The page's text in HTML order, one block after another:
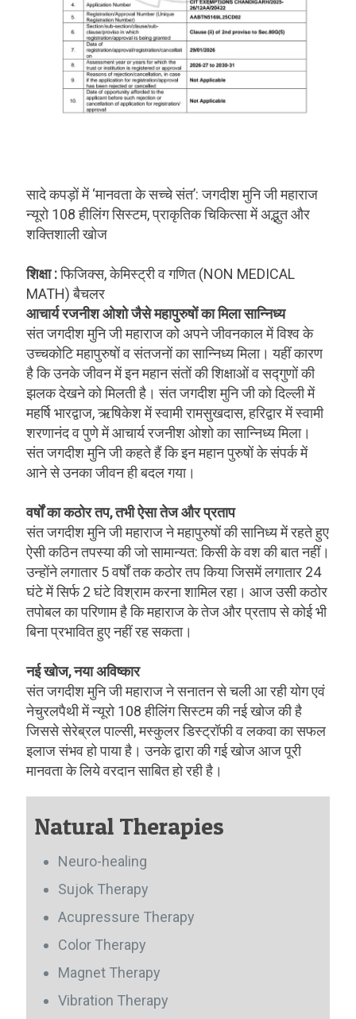
सादे कपड़ों में ‘मानवता के सच्चे संत’: जगदीश मुनि जी महाराज
न्यूरो 108 हीलिंग सिस्टम, प्राकृतिक चिकित्सा में अद्भुत और
शक्तिशाली खोज
शिक्षा :फिजिक्स, केमिस्ट्री व गणित (NON MEDICAL
MATH) बैचलर
आचार्य रजनीश ओशो जैसे महापुरुषों का मिला सान्निध्य
संत जगदीश मुनि जी महाराज को अपने जीवनकाल में विश्व के
उच्चकोटि महापुरुषों व संतजनों का सान्निध्य मिला। यहीं कारण
है कि उनके जीवन में इन महान संतों की शिक्षाओं व सद्गुणों की
झलक देखने को मिलती है। संत जगदीश मुनि जी को दिल्ली में
महर्षि भारद्वाज, ऋषिकेश में स्वामी रामसुखदास, हरिद्वार में स्वामी
शरणानंद व पुणे में आचार्य रजनीश ओशो का सान्निध्य मिला।
संत जगदीश मुनि जी कहते हैं कि इन महान पुरुषों के संपर्क में
आने से उनका जीवन ही बदल गया।
वर्षों का कठोर तप, तभी ऐसा तेज और प्रताप
संत जगदीश मुनि जी महाराज ने महापुरुषों की सानिध्य में रहते हुए
ऐसी कठिन तपस्या की जो सामान्यत: किसी के वश की बात नहीं।
उन्होंने लगातार 5 वर्षों तक कठोर तप किया जिसमें लगातार 24
घंटे में सिर्फ 2 घंटे विश्राम करना शामिल रहा। आज उसी कठोर
तपोबल का परिणाम है कि महाराज के तेज और प्रताप से कोई भी
बिना प्रभावित हुए नहीं रह सकता।
नई खोज, नया अविष्कार
संत जगदीश मुनि जी महाराज ने सनातन से चली आ रही योग एवं
नेचुरलपैथी में न्यूरो 108 हीलिंग सिस्टम की नई खोज की है
जिससे सेरेब्रल पाल्सी, मस्कुलर डिस्ट्रॉफी व लकवा का सफल
इलाज संभव हो पाया है। उनके द्वारा की गई खोज आज पूरी
मानवता के लिये वरदान साबित हो रही है।
Natural Therapies
Neuro-healing
Sujok Therapy
Acupressure Therapy
Color Therapy
Magnet Therapy
Vibration Therapy